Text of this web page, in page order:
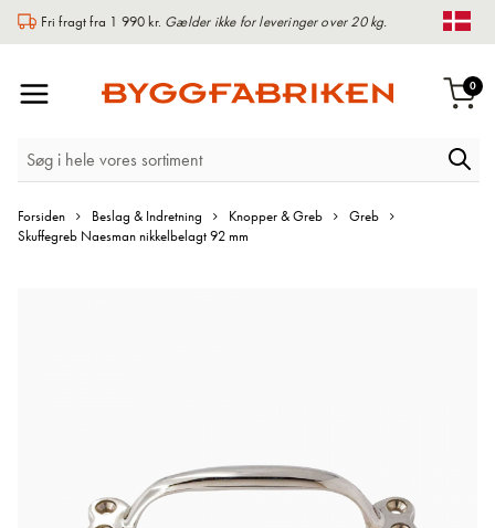
Fri fragt fra 1 990 kr. Gælder ikke for leveringer over 20 kg.
0
Forsiden Beslag & Indretning Knopper & Greb
Greb
Skuffegreb Naesman nikkelbelagt 92 mm